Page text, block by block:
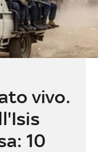
vivo.
10